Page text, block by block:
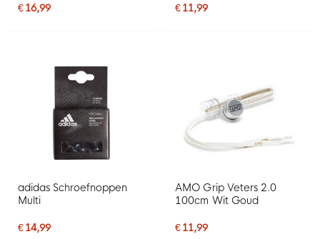
€ 16,99 € 11,99
adidas Schroefnoppen
Multi
€ 14,99
AMO Grip Veters 2.0
100cm Wit Goud
€ 11,99